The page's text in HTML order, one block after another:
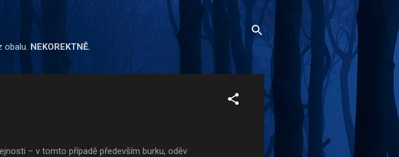
obalu. NEKOREKTNĚ.
– v tomto případě především burku, oděv